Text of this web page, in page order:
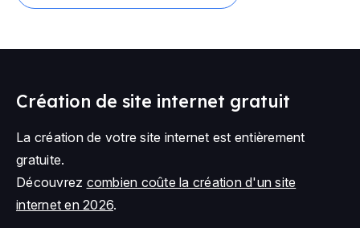
Création de site internet gratuit
La création de votre site internet est entièrement
gratuite.
Découvrez combien coûte la création d'un site
internet en 2026.